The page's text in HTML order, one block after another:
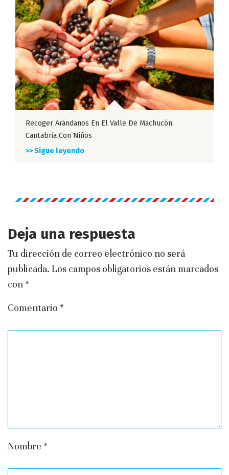
Recoger Arándanos En El Valle De Machucón.
Cantabria Con Niños
>> Sigue leyendo
Deja una respuesta
Tu dirección de correo electrónico no será
publicada. Los campos obligatorios están marcados
con *
Comentario *
Nombre *